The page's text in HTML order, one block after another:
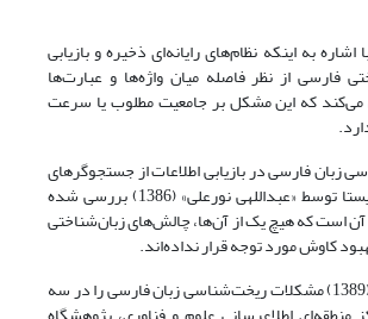
(1376) با اشاره به اینکه نظام‌های رایانه‌ای ذخیره و بازیابی
فارسی از نظر فاصله میان واژه‌ها و عبارت‌ها
می‌کند که این مشکل بر جامعیت مطلوب یا سرعت
ریخت‫شناسی زبان فارسی در بازیابی اطلاعات از جستجوگرهای
گوگل، یاهو و آلتاویستا توسط «عبداللهی نورعلی» (1386) بررسی شده
آن است که هیچ یک از آن‌ها، چالش‌های زبان‌شناختی
«گل‌تاجی و بذرگر» (1389) مشکلات ریخت‌شناسی زبان فارسی را در سه